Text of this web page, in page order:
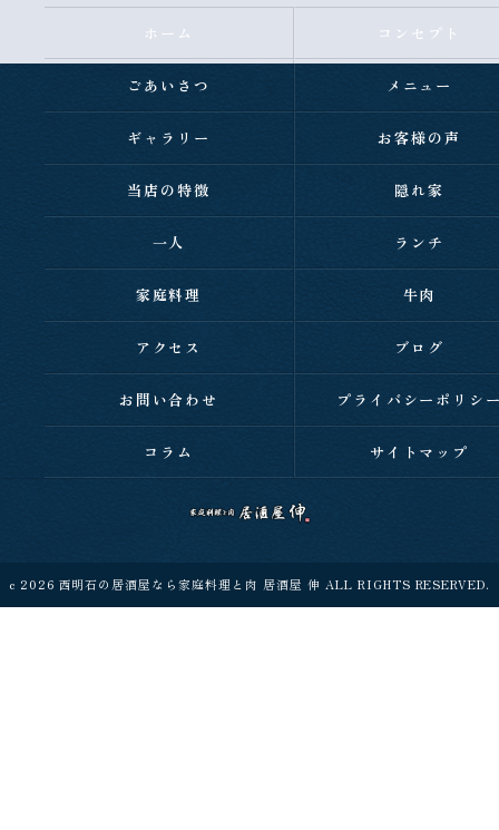
ホーム コンセプト
ごあいさつ メニュー
ギャラリー お客様の声
当店の特徴 隠れ家
一人 ランチ
家庭料理 牛肉
アクセス ブログ
お問い合わせ プライバシーポリシ
コラム サイトマップ
c 2026 西明石の居酒屋なら家庭料理と肉 居酒屋 伸 ALL RIGHTS RESERVED.